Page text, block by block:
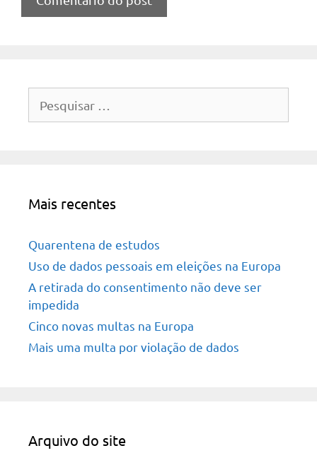
por:
Mais recentes
Quarentena de estudos
Uso de dados pessoais em eleições na Europa
A retirada do consentimento não deve ser
impedida
Cinco novas multas na Europa
Mais uma multa por violação de dados
Arquivo do site